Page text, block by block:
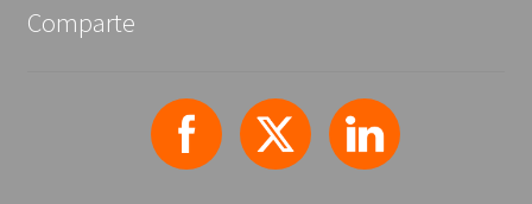
Comparte